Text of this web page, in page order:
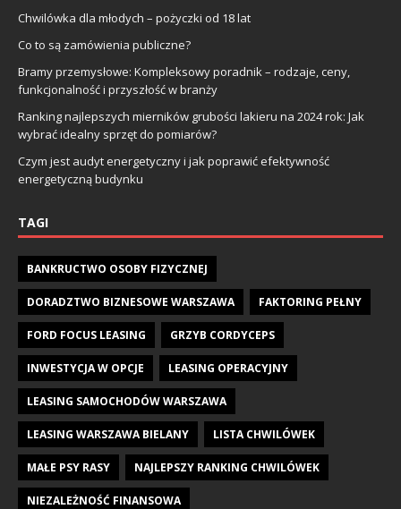
Chwilówka dla młodych – pożyczki od 18 lat
Co to są zamówienia publiczne?
Bramy przemysłowe: Kompleksowy poradnik – rodzaje, ceny,
funkcjonalność i przyszłość w branży
Ranking najlepszych mierników grubości lakieru na 2024 rok: Jak
wybrać idealny sprzęt do pomiarów?
Czym jest audyt energetyczny i jak poprawić efektywność
energetyczną budynku
TAGI
BANKRUCTWO OSOBY FIZYCZNEJ
DORADZTWO BIZNESOWE WARSZAWA FAKTORING PEŁNY
FORD FOCUS LEASING GRZYB CORDYCEPS
INWESTYCJA W OPCJE LEASING OPERACYJNY
LEASING SAMOCHODÓW WARSZAWA
LEASING WARSZAWA BIELANY LISTA CHWILÓWEK
MAŁE PSY RASY NAJLEPSZY RANKING CHWILÓWEK
NIEZALEŻNOŚĆ FINANSOWA